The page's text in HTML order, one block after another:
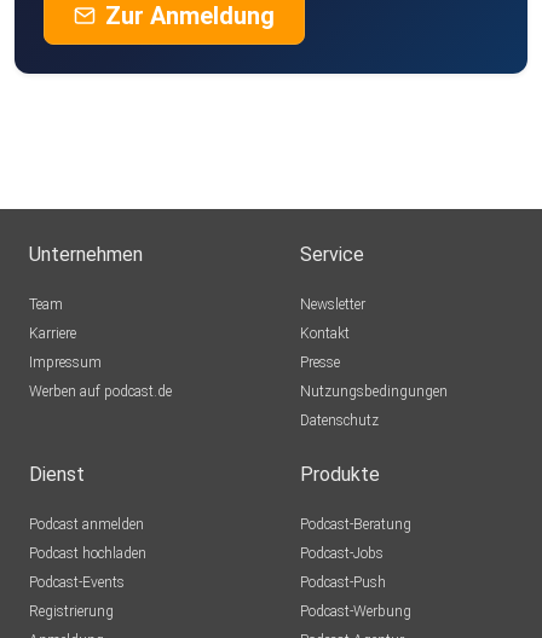
Zur Anmeldung
Unternehmen
Team
Karriere
Impressum
Werben auf podcast.de
Service
Newsletter
Kontakt
Presse
Nutzungsbedingungen
Datenschutz
Dienst
Podcast anmelden
Podcast hochladen
Podcast-Events
Registrierung
Produkte
Podcast-Beratung
Podcast-Jobs
Podcast-Push
Podcast-Werbung